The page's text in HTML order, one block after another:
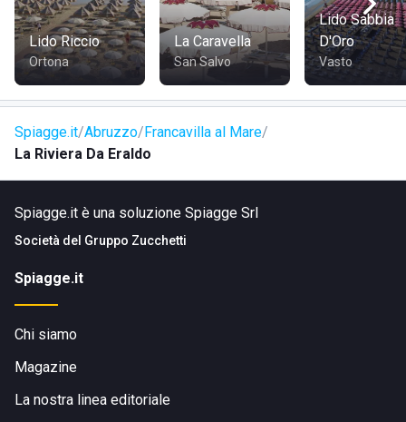
bar chiosco sulla spiaggia per fare colazione, gustare
ottimi cocktail in compagnia e consumare aperitivi al
tramonto
ristorante, dotato di ricco menù per soddisfare tutti i
gusti, partendo dai piatti leggeri ed estivi a quelli più
elaborati e gustosi.
noleggio pedalò
DOVE SI TROVA IL LIDO LA RIVIERA DA ERALDO
Colombo 71, a 1,6 km dal centro cittadino di Francavilla al
Lido Riccio
Ortona
La Caravella
San Salvo
Lido Sabbia
D'Oro
Vasto
Spiagge.it Abruzzo Francavilla al Mare
La Riviera Da Eraldo
Spiagge.it è una soluzione Spiagge Srl
Società del Gruppo Zucchetti
Spiagge.it
Chi siamo
Magazine
La nostra linea editoriale